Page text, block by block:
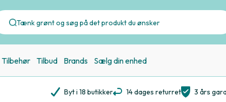
Tilbehør Tilbud Brands Sælg din enhed
Byt i 18 butikker 14 dages returret 3 års